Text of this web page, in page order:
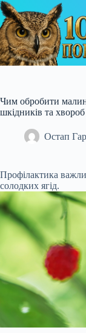
Перейти
до
вмісту
Чим обробити
шкідників та хвороб
Остап
Профілактика
солодких ягід.